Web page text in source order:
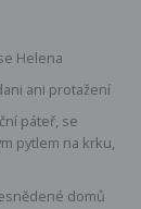
Helena
ani protažení
páteř, se
pytlem na krku,
domů